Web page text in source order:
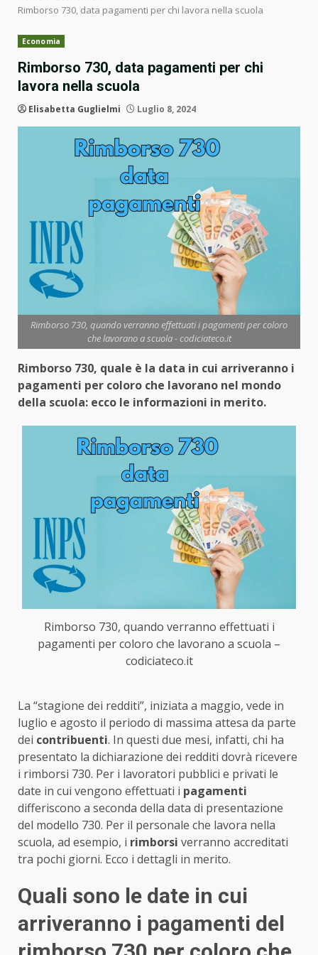
Rimborso 730, data pagamenti per chi lavora nella scuola
Economia
Rimborso 730, data pagamenti per chi
lavora nella scuola
Elisabetta Guglielmi Luglio 8, 2024
Rimborso 730, quando verranno effettuati i pagamenti per coloro
che lavorano a scuola - codiciateco.it
Rimborso 730, quale è la data in cui arriveranno i
pagamenti per coloro che lavorano nel mondo
della scuola: ecco le informazioni in merito.
Rimborso 730, quando verranno effettuati i
pagamenti per coloro che lavorano a scuola –
codiciateco.it
La “stagione dei redditi”, iniziata a maggio, vede in
luglio e agosto il periodo di massima attesa da parte
dei contribuenti. In questi due mesi, infatti, chi ha
presentato la dichiarazione dei redditi dovrà ricevere
i rimborsi 730. Per i lavoratori pubblici e privati le
date in cui vengono effettuati i pagamenti
differiscono a seconda della data di presentazione
del modello 730. Per il personale che lavora nella
scuola, ad esempio, i rimborsi verranno accreditati
tra pochi giorni. Ecco i dettagli in merito.
Quali sono le date in cui
arriveranno i pagamenti del